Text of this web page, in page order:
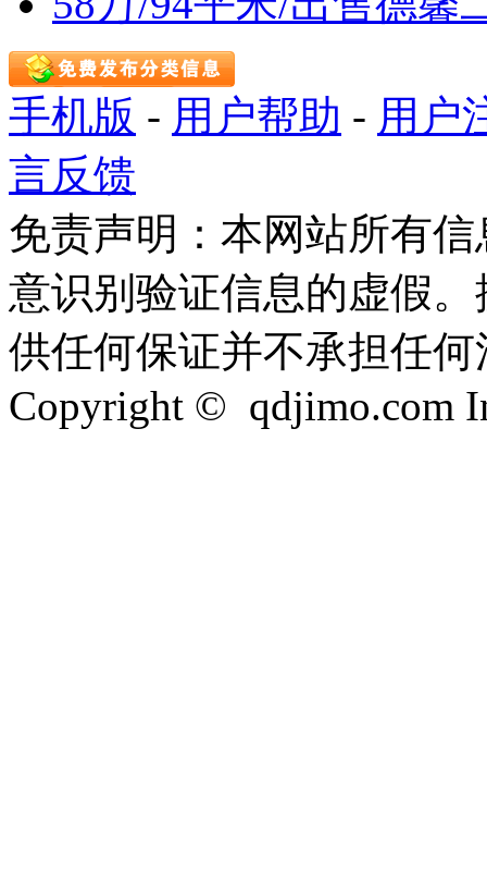
手机版 - 用户帮助 - 用户
言反馈
免责声明：本网站所有
意识别验证信息的虚假
供任何保证并不承担任
Copyright © qdjimo.com